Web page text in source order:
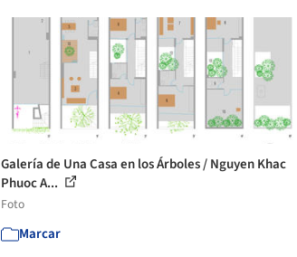
Galería de Una Casa en los Árboles / Nguyen Khac
Phuoc A...
Foto
Marcar